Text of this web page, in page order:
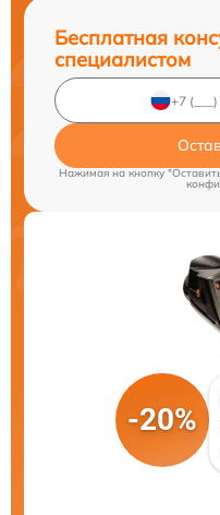
Бесплатная
специалистом
Нажимая на кнопку
-20%